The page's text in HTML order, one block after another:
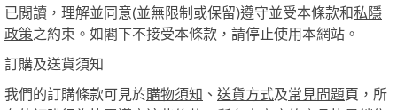
已閲讀，理解並同意(並無限制或保留)遵守並受本條款和私隱
政策之約束。如閣下不接受本條款，請停止使用本網站。
訂購及送貨須知
我們的訂購條款可見於購物須知 、 送貨方式及常見問題頁，所